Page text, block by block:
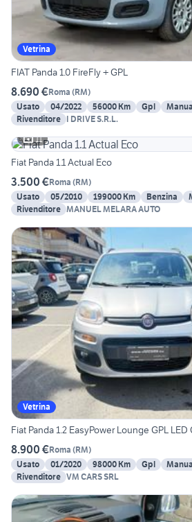
Vetrina
FIAT Panda 1.0 FireFly + GPL
8.690 €Roma (RM)
Usato
04/2022 56000 Km Gpl
Rivenditore I DRIVE S.R.L.
11
Fiat Panda 1.1 Actual Eco
3.500 €Roma (RM)
Usato
05/2010 199000 Km Benzina
Rivenditore MANUEL MELARA AUTO
Vetrina
Fiat Panda 1.2 EasyPower Lounge GPL
8.900 €Roma (RM)
Usato
01/2020 98000 Km Gpl
Rivenditore VM CARS SRL